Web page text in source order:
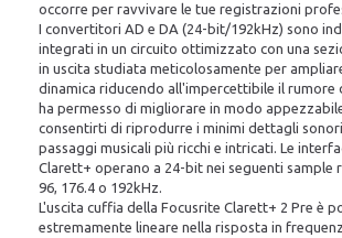
occorre per ravvivare le tue registrazioni
I convertitori AD e DA (24-bit/192kHz) sono
integrati in un circuito ottimizzato con una
in uscita studiata meticolosamente per
dinamica riducendo all'impercettibile il rumore
ha permesso di migliorare in modo
consentirti di riprodurre i minimi dettagli sonori
passaggi musicali più ricchi e intricati. Le
Clarett+ operano a 24-bit nei seguenti sample
96, 176.4 o 192kHz.
L'uscita cuffia della Focusrite Clarett+ 2 Pre è
estremamente lineare nella risposta in